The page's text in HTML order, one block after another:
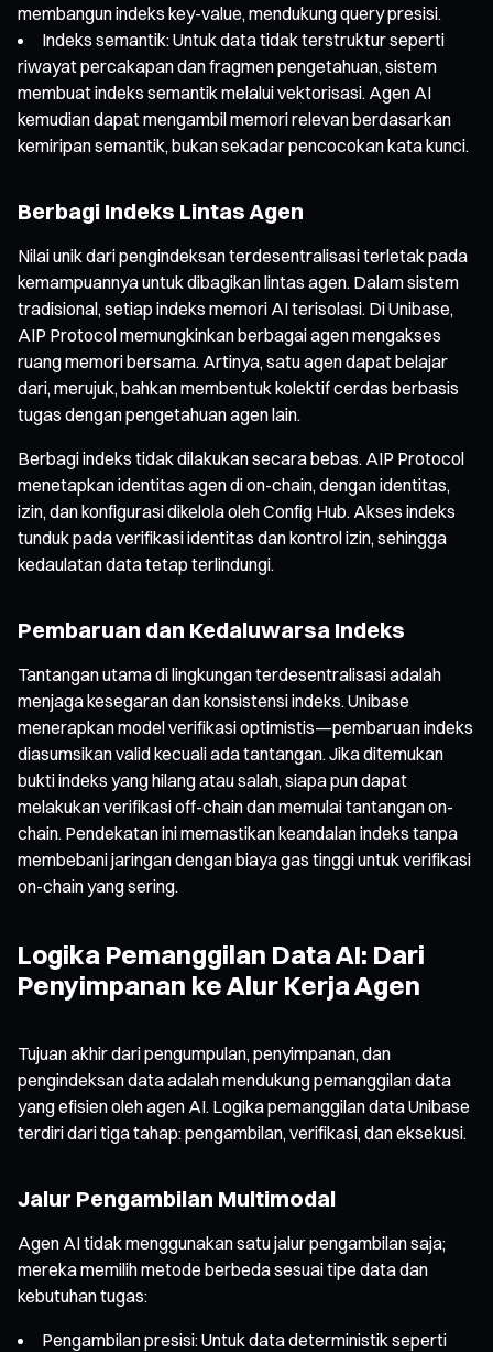
membangun indeks key-value, mendukung query presisi.
Indeks semantik: Untuk data tidak terstruktur seperti
riwayat percakapan dan fragmen pengetahuan, sistem
membuat indeks semantik melalui vektorisasi. Agen AI
kemudian dapat mengambil memori relevan berdasarkan
kemiripan semantik, bukan sekadar pencocokan kata kunci.
Berbagi Indeks Lintas Agen
Nilai unik dari pengindeksan terdesentralisasi terletak pada
kemampuannya untuk dibagikan lintas agen. Dalam sistem
tradisional, setiap indeks memori AI terisolasi. Di Unibase,
AIP Protocol memungkinkan berbagai agen mengakses
ruang memori bersama. Artinya, satu agen dapat belajar
dari, merujuk, bahkan membentuk kolektif cerdas berbasis
tugas dengan pengetahuan agen lain.
Berbagi indeks tidak dilakukan secara bebas. AIP Protocol
menetapkan identitas agen di on-chain, dengan identitas,
izin, dan konfigurasi dikelola oleh Config Hub. Akses indeks
tunduk pada verifikasi identitas dan kontrol izin, sehingga
kedaulatan data tetap terlindungi.
Pembaruan dan Kedaluwarsa Indeks
Tantangan utama di lingkungan terdesentralisasi adalah
menjaga kesegaran dan konsistensi indeks. Unibase
menerapkan model verifikasi optimistis—pembaruan indeks
diasumsikan valid kecuali ada tantangan. Jika ditemukan
bukti indeks yang hilang atau salah, siapa pun dapat
melakukan verifikasi off-chain dan memulai tantangan on-
chain. Pendekatan ini memastikan keandalan indeks tanpa
membebani jaringan dengan biaya gas tinggi untuk verifikasi
on-chain yang sering.
Logika Pemanggilan Data AI: Dari
Penyimpanan ke Alur Kerja Agen
Tujuan akhir dari pengumpulan, penyimpanan, dan
pengindeksan data adalah mendukung pemanggilan data
yang efisien oleh agen AI. Logika pemanggilan data Unibase
terdiri dari tiga tahap: pengambilan, verifikasi, dan eksekusi.
Jalur Pengambilan Multimodal
Agen AI tidak menggunakan satu jalur pengambilan saja;
mereka memilih metode berbeda sesuai tipe data dan
kebutuhan tugas:
Pengambilan presisi: Untuk data deterministik seperti